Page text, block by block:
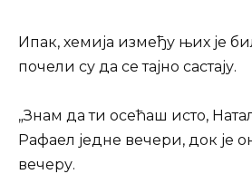
Ипак, хемија између њих је
почели су да се тајно састају.
„Знам да ти осећаш исто,
Рафаел једне вечери, док је
вечеру.